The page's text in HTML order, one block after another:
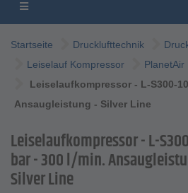
Startseite Drucklufttechnik
Leiselauf Kompressor
PlanetAir
Leiselaufkompressor - L-S300-
Ansaugleistung - Silver Line
Leiselaufkompressor - L-
bar - 300 l/min.
Silver Line